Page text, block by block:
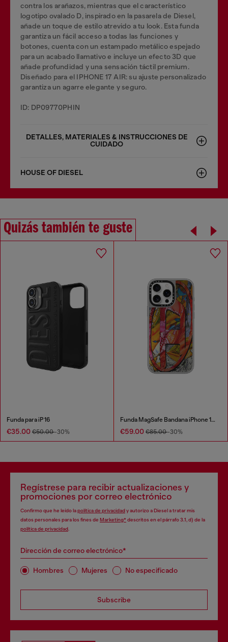
contra los arañazos, mientras que el característico
logotipo ovalado D, inspirado en la pasarela de Diesel,
añade un toque de estilo atrevido a tu look. Esta funda
garantiza un fácil acceso a todas las funciones y
botones, cuenta con un estampado metálico espejado
para un acabado llamativo e incluye un efecto 3D que
añade profundidad y una sensación táctil premium.
Diseñado para el IPHONE 17 AIR: su ajuste personalizado
garantiza un agarre elegante y seguro.
ID: DP09770PHIN
DETALLES, MATERIALES & INSTRUCCIONES DE
CUIDADO
HOUSE OF DIESEL
Quizás también te guste
Funda para iP 16
€35.00 €50.00-30%
Funda MagSafe Bandana iPhone 16 Pro Max
€59.00 €85.00-30%
Regístrese para recibir actualizaciones y
promociones por correo electrónico
Confirmo que he leído lapolítica de privacidady autorizo a Diesel a tratar mis
datos personales para los fines de Marketing*descritos en el párrafo 3.1, d) de la
política de privacidad
Dirección de correo electrónico*
Hombres Mujeres No especificado
Subscribe